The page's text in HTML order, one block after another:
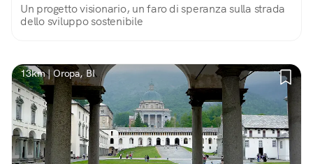
Un progetto visionario, un faro di speranza sulla strada
dello sviluppo sostenibile
13km | Oropa, BI